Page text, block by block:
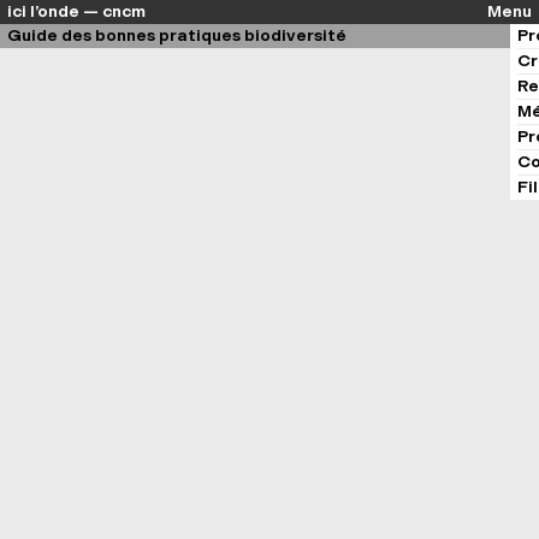
ici l’onde — cncm
Menu
Guide des bonnes pratiques biodiversité